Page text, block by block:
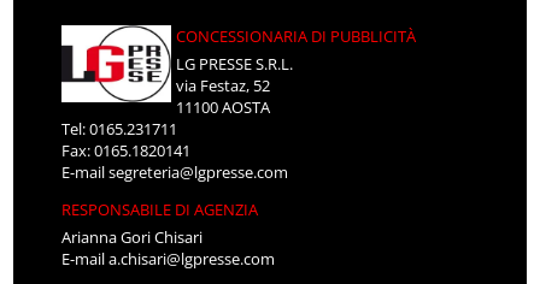
CONCESSIONARIA DI PUBBLICITÀ
LG PRESSE S.R.L.
via Festaz, 52
11100 AOSTA
Tel: 0165.231711
Fax: 0165.1820141
E-mailsegreteria@lgpresse.com
RESPONSABILE DI AGENZIA
Arianna Gori Chisari
E-maila.chisari@lgpresse.com